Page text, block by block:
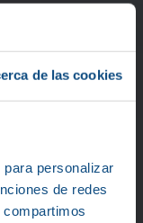
de las cookies
personalizar
de redes